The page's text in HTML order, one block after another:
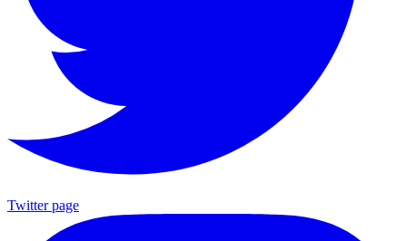
Twitter page